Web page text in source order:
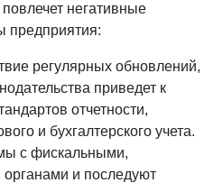
негативные
предприятия:
регулярных обновлений,
приведет к
отчетности,
и бухгалтерского учета.
с фискальными,
и последуют